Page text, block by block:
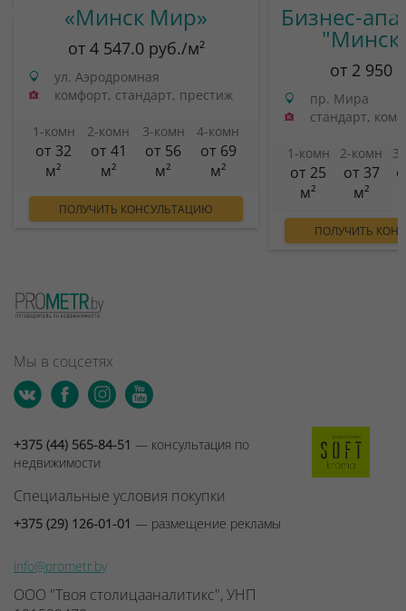
«Минск Мир»
от 4 547.0 руб./м²
ул. Аэродромная
комфорт, стандарт, престиж
1-комн
от 32
м²
2-комн
от 41
м²
3-комн
от 56
м²
4-комн
от 69
м²
ПОЛУЧИТЬ КОНСУЛЬТАЦИЮ
Бизнес-
от 2 950
пр. Мира
стандарт,
1-комн
от 25
м²
2-комн
от 37
м²
ПОЛУЧИТЬ
Мы в соцсетях
+375 (44) 565-84-51 — консультация по
недвижимости
Специальные условия покупки
+375 (29) 126-01-01 — размещение рекламы
info@prometr.by
ООО "Твоя столицааналитикс", УНП